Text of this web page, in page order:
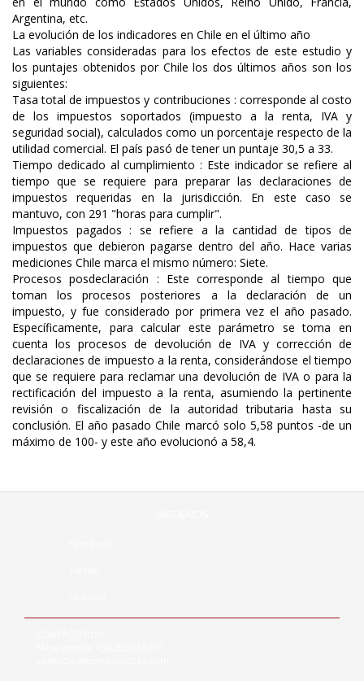
Argentina, etc.
La evolución de los indicadores en Chile en el último año
Las variables consideradas para los efectos de este estudio y
los puntajes obtenidos por Chile los dos últimos años son los
siguientes:
Tasa total de impuestos y contribuciones : corresponde al costo
de los impuestos soportados (impuesto a la renta, IVA y
seguridad social), calculados como un porcentaje respecto de la
utilidad comercial. El país pasó de tener un puntaje 30,5 a 33.
Tiempo dedicado al cumplimiento : Este indicador se refiere al
tiempo que se requiere para preparar las declaraciones de
impuestos requeridas en la jurisdicción. En este caso se
mantuvo, con 291 "horas para cumplir".
Impuestos pagados : se refiere a la cantidad de tipos de
impuestos que debieron pagarse dentro del año. Hace varias
mediciones Chile marca el mismo número: Siete.
Procesos posdeclaración : Este corresponde al tiempo que
toman los procesos posteriores a la declaración de un
impuesto, y fue considerado por primera vez el año pasado.
Específicamente, para calcular este parámetro se toma en
cuenta los procesos de devolución de IVA y corrección de
declaraciones de impuesto a la renta, considerándose el tiempo
que se requiere para reclamar una devolución de IVA o para la
rectificación del impuesto a la renta, asumiendo la pertinente
revisión o fiscalización de la autoridad tributaria hasta su
conclusión. El año pasado Chile marcó solo 5,58 puntos -de un
máximo de 100- y este año evolucionó a 58,4.